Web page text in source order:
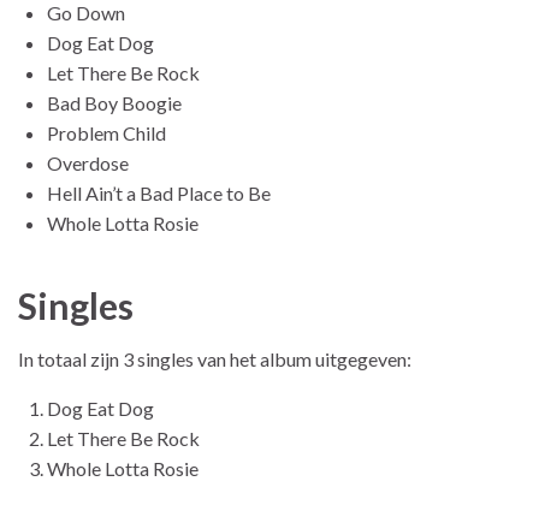
Go Down
Dog Eat Dog
Let There Be Rock
Bad Boy Boogie
Problem Child
Overdose
Hell Ain’t a Bad Place to Be
Whole Lotta Rosie
Singles
In totaal zijn 3 singles van het album uitgegeven:
Dog Eat Dog
Let There Be Rock
Whole Lotta Rosie